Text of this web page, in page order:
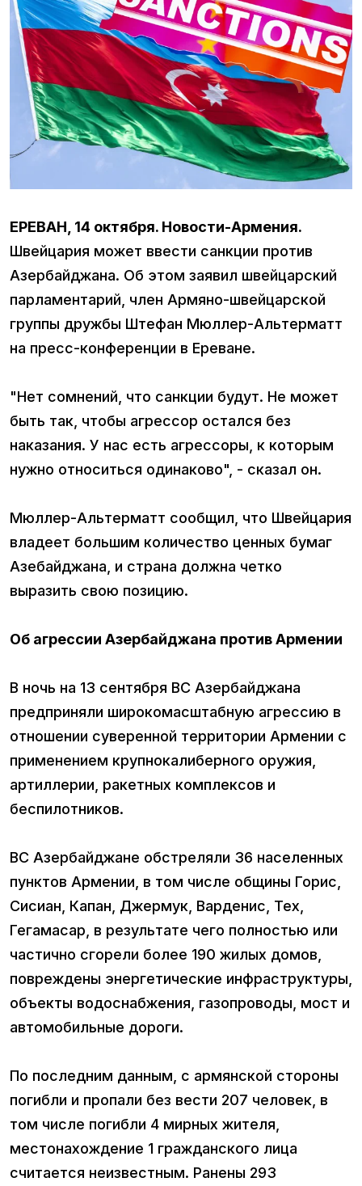
ЕРЕВАН, 14 октября. Новости-Армения.
Швейцария может ввести санкции против
Азербайджана. Об этом заявил швейцарский
парламентарий, член Армяно-швейцарской
группы дружбы Штефан Мюллер-Альтерматт
на пресс-конференции в Ереване.
"Нет сомнений, что санкции будут. Не может
быть так, чтобы агрессор остался без
наказания. У нас есть агрессоры, к которым
нужно относиться одинаково", - сказал он.
Мюллер-Альтерматт сообщил, что Швейцария
владеет большим количество ценных бумаг
Азебайджана, и страна должна четко
выразить свою позицию.
Об агрессии Азербайджана против Армении
В ночь на 13 сентября ВС Азербайджана
предприняли широкомасштабную агрессию в
отношении суверенной территории Армении с
применением крупнокалиберного оружия,
артиллерии, ракетных комплексов и
беспилотников.
ВС Азербайджане обстреляли 36 населенных
пунктов Армении, в том числе общины Горис,
Сисиан, Капан, Джермук, Варденис, Тех,
Гегамасар, в результате чего полностью или
частично сгорели более 190 жилых домов,
повреждены энергетические инфраструктуры,
объекты водоснабжения, газопроводы, мост и
автомобильные дороги.
По последним данным, с армянской стороны
погибли и пропали без вести 207 человек, в
том числе погибли 4 мирных жителя,
местонахождение 1 гражданского лица
считается неизвестным. Ранены 293